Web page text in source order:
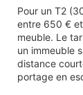
Pour un T2
entre 650 €
meuble. Le
un immeuble
distance
portage en